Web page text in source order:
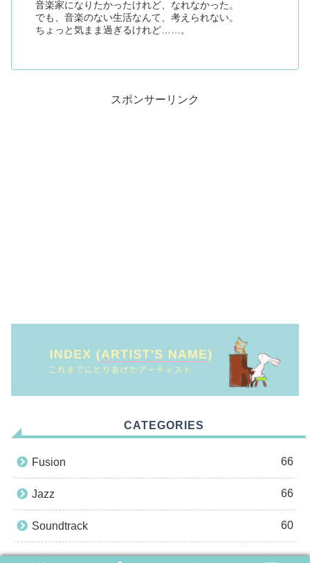
音楽家になりたかったけれど、なれなかった。
でも、音楽のない生活なんて、考えられない。
ちょっと気まま過ぎるけれど……。
スポンサーリンク
CATEGORIES
Fusion 66
Jazz 66
Soundtrack 60